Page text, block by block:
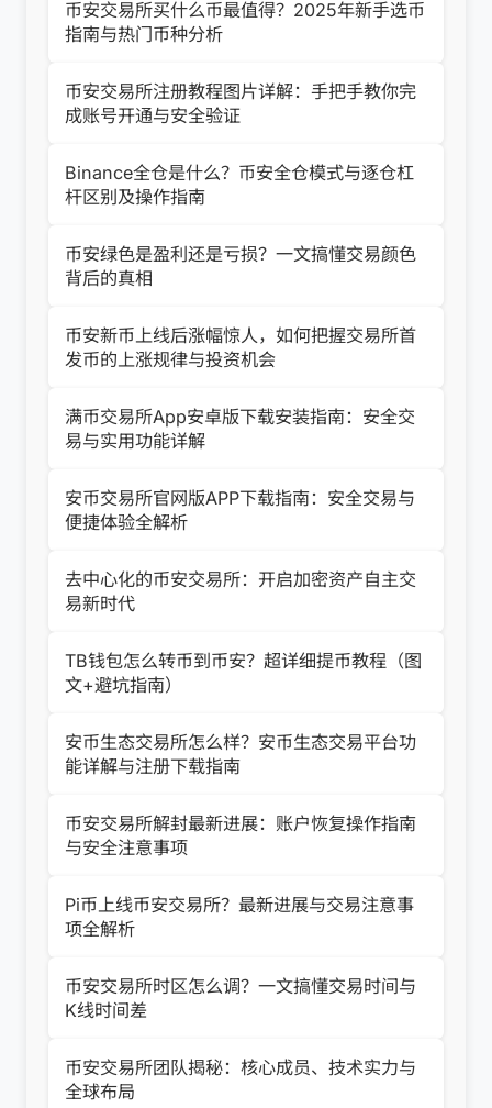
币安交易所买什么币最值得？2025年新手选币
指南与热门币种分析
币安交易所注册教程图片详解：手把手教你完
成账号开通与安全验证
Binance全仓是什么？币安全仓模式与逐仓杠
杆区别及操作指南
币安绿色是盈利还是亏损？一文搞懂交易颜色
背后的真相
币安新币上线后涨幅惊人，如何把握交易所首
发币的上涨规律与投资机会
满币交易所App安卓版下载安装指南：安全交
易与实用功能详解
安币交易所官网版APP下载指南：安全交易与
便捷体验全解析
去中心化的币安交易所：开启加密资产自主交
易新时代
TB钱包怎么转币到币安？超详细提币教程（图
文+避坑指南）
安币生态交易所怎么样？安币生态交易平台功
能详解与注册下载指南
币安交易所解封最新进展：账户恢复操作指南
与安全注意事项
Pi币上线币安交易所？最新进展与交易注意事
项全解析
币安交易所时区怎么调？一文搞懂交易时间与
K线时间差
币安交易所团队揭秘：核心成员、技术实力与
全球布局